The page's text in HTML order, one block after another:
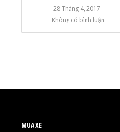
28 Tháng 4, 2017
Không có bình luận
MUA XE